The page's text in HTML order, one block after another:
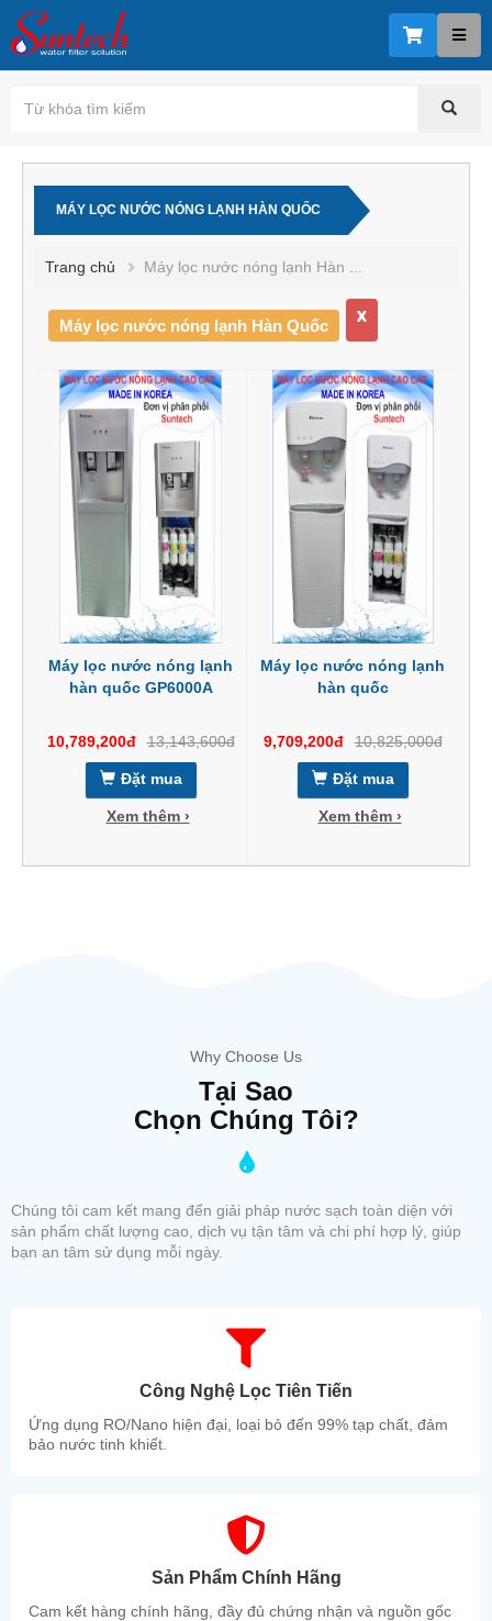
MÁY LỌC NƯỚC NÓNG LẠNH HÀN QUỐC
Trang chủ Máy lọc nước nóng lạnh Hàn ...
Máy lọc nước nóng lạnh Hàn Quốc
x
Máy lọc nước nóng lạnh
hàn quốc GP6000A
10,789,200đ 13,143,600đ
Đặt mua
Xem thêm ›
Máy lọc nước nóng lạnh
hàn quốc
9,709,200đ 10,825,000đ
Đặt mua
Xem thêm ›
Why Choose Us
Tại Sao
Chọn Chúng Tôi?
Chúng tôi cam kết mang đến giải pháp nước sạch toàn diện với
sản phẩm chất lượng cao, dịch vụ tận tâm và chi phí hợp lý, giúp
bạn an tâm sử dụng mỗi ngày.
Công Nghệ Lọc Tiên Tiến
Ứng dụng RO/Nano hiện đại, loại bỏ đến 99% tạp chất, đảm
bảo nước tinh khiết.
Sản Phẩm Chính Hãng
Cam kết hàng chính hãng, đầy đủ chứng nhận và nguồn gốc